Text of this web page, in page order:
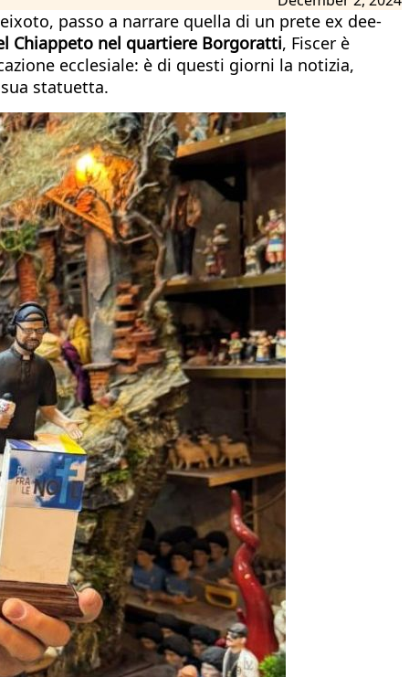
passo a narrare quella di un prete ex dee-
Chiappeto nel quartiere Borgoratti, Fiscer è
ecclesiale: è di questi giorni la notizia,
statuetta.